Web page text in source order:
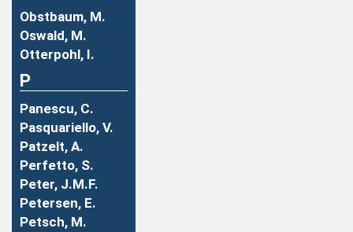
Obstbaum, M.
Oswald, M.
Otterpohl, I.
P
Panescu, C.
Pasquariello, V.
Patzelt, A.
Perfetto, S.
Peter, J.M.F.
Petersen, E.
Petsch, M.